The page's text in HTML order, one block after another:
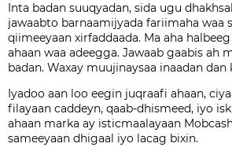
Inta badan suuqyadan, sida ugu
jawaabto barnaamijyada fariimaha waa
qiimeeyaan xirfaddaada. Ma aha
ahaan waa adeegga. Jawaab gaabis ah
badan. Waxay muujinaysaa inaadan dan
Iyadoo aan loo eegin juqraafi ahaan,
filayaan caddeyn, qaab-dhismeed, iyo
ahaan marka ay isticmaalayaan
sameeyaan dhigaal iyo lacag bixin.